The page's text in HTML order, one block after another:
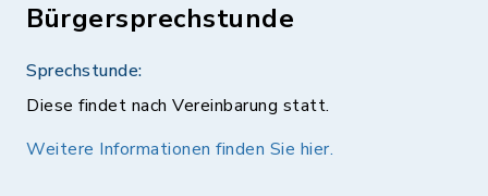
Bürgersprechstunde
Sprechstunde:
Diese findet nach Vereinbarung statt.
Weitere Informationen finden Sie hier.